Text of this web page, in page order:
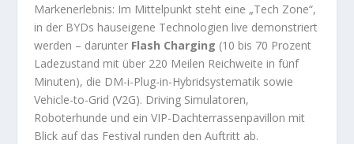
Markenerlebnis: Im Mittelpunkt steht eine „Tech Zone“,
in der BYDs hauseigene Technologien live demonstriert
werden – darunter Flash Charging (10 bis 70 Prozent
Ladezustand mit über 220 Meilen Reichweite in fünf
Minuten), die DM-i-Plug-in-Hybridsystematik sowie
Vehicle-to-Grid (V2G). Driving Simulatoren,
Roboterhunde und ein VIP-Dachterrassenpavillon mit
Blick auf das Festival runden den Auftritt ab.